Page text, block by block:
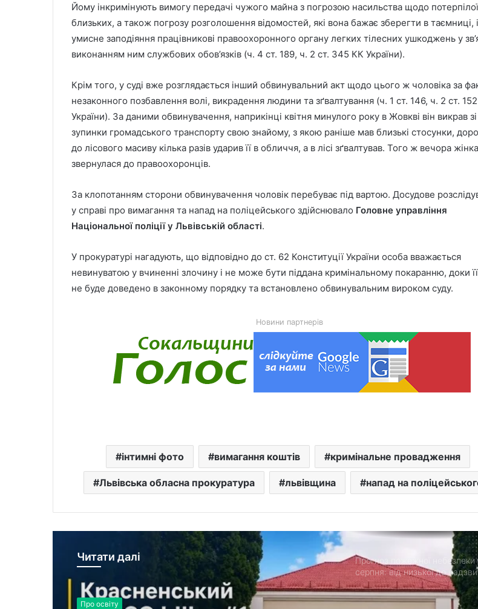
Йому інкримінують вимогу передачі чужого майна з погрозою насильства щодо потерпілої
близьких, а також погрозу розголошення відомостей, які вона бажає зберегти в таємниці, і
умисне заподіяння працівникові правоохоронного органу легких тілесних ушкоджень у
виконанням ним службових обов’язків (ч. 4 ст. 189, ч. 2 ст. 345 КК України).
Крім того, у суді вже розглядається інший обвинувальний акт щодо цього ж чоловіка за
незаконного позбавлення волі, викрадення людини та зґвалтування (ч. 1 ст. 146, ч. 2 ст.
України). За даними обвинувачення, наприкінці квітня минулого року в Жовкві він викрав зі
зупинки громадського транспорту свою знайому, з якою раніше мав близькі стосунки,
до лісового масиву кілька разів ударив її в обличчя, а в лісі зґвалтував. Того ж вечора жінка
звернулася до правоохоронців.
За клопотанням сторони обвинувачення чоловік перебуває під вартою. Досудове
у справі про вимагання та напад на поліцейського здійснювало Головне управління
Національної поліції у Львівській області.
У прокуратурі нагадують, що відповідно до ст. 62 Конституції України особа вважається
невинуватою у вчиненні злочину і не може бути піддана кримінальному покаранню, доки
не буде доведено в законному порядку та встановлено обвинувальним вироком суду.
Новини партнерів
інтимні фото вимагання коштів кримінальне провадження
Львівська обласна прокуратура львівщина напад на
Читати далі
Про освіту
Красненська опорна школа №1
Гідрологічна ситуація на річках
Львівщини станом на 8 серпня
У Мостиськах тимчасово
У США створили застосунок
ClearDepth для виявлення
на водоймах
Прогноз пожежної небезпеки
серпня: від низької до